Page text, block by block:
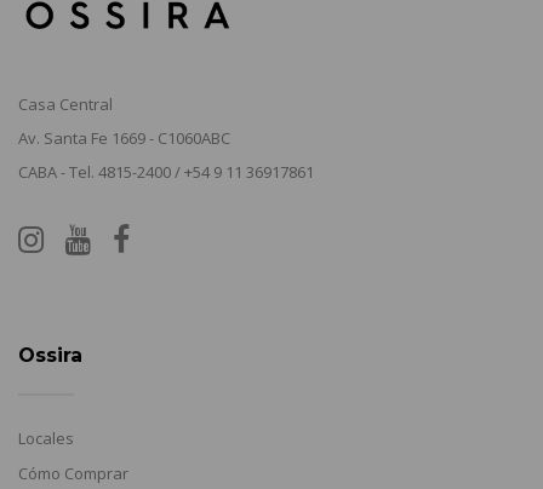
Casa Central
Av. Santa Fe 1669 - C1060ABC
CABA - Tel. 4815-2400 / +54 9 11 36917861
Ossira
Locales
Cómo Comprar